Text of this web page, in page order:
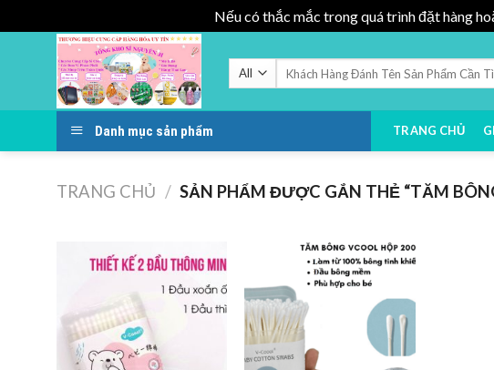
Nếu có thắc mắc trong quá trình đặt hàng
Danh mục sản phẩm TRANG CHỦ
TRANG CHỦ / SẢN PHẨM ĐƯỢC GẮN THẺ “TĂM